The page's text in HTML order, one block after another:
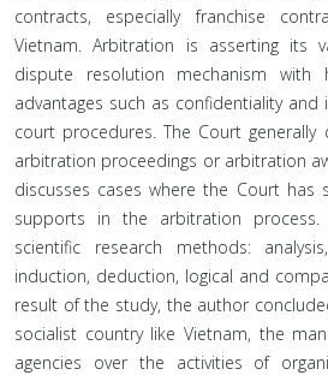
contracts, especially franchise
Vietnam. Arbitration is asserting its
dispute resolution mechanism with
advantages such as confidentiality
court procedures. The Court
arbitration proceedings or arbitration
discusses cases where the Court has
supports in the arbitration process.
scientific research methods:
induction, deduction, logical and
result of the study, the author
socialist country like Vietnam, the
agencies over the activities of